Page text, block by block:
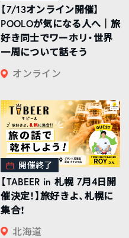
【7/13オンライン開催】
POOLOが気になる人へ｜旅
好き同士でワーホリ・世界
一周について話そう
オンライン
開催終了
【TABEER in 札幌 7月4日開
催決定！】旅好きよ、札幌に
集合！
北海道